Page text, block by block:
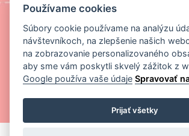
Používame cookies
Súbory cookie používame na analýzu
návštevníkoch, na zlepšenie našich
na zobrazovanie personalizovaného
aby sme vám poskytli skvelý zážitok z
Google používa vaše údaje Spravovať
Prijať všetky